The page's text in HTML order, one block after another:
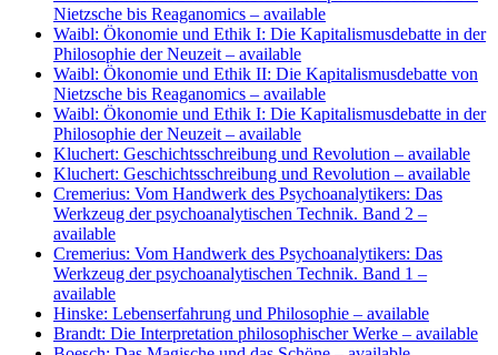
Nietzsche bis Reaganomics – available
Waibl: Ökonomie und Ethik I: Die Kapitalismusdebatte in der
Philosophie der Neuzeit – available
Waibl: Ökonomie und Ethik II: Die Kapitalismusdebatte von
Nietzsche bis Reaganomics – available
Waibl: Ökonomie und Ethik I: Die Kapitalismusdebatte in der
Philosophie der Neuzeit – available
Kluchert: Geschichtsschreibung und Revolution – available
Kluchert: Geschichtsschreibung und Revolution – available
Cremerius: Vom Handwerk des Psychoanalytikers: Das
Werkzeug der psychoanalytischen Technik. Band 2 –
available
Cremerius: Vom Handwerk des Psychoanalytikers: Das
Werkzeug der psychoanalytischen Technik. Band 1 –
available
Hinske: Lebenserfahrung und Philosophie – available
Brandt: Die Interpretation philosophischer Werke – available